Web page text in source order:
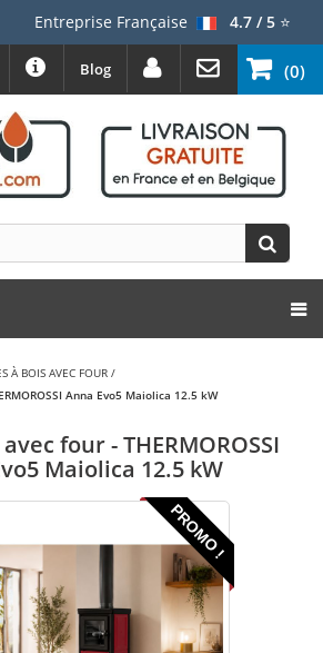
Entreprise Française 4.7 / 5⭐
(0)
Blog
À BOIS AVEC FOUR /
Anna Evo5 Maiolica 12.5 kW
four - THERMOROSSI
Maiolica 12.5 kW
PROMO !